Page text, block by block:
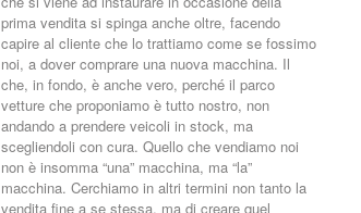
prima vendita si spinga anche oltre, facendo
capire al cliente che lo trattiamo come se fossimo
noi, a dover comprare una nuova macchina. Il
che, in fondo, è anche vero, perché il parco
vetture che proponiamo è tutto nostro, non
andando a prendere veicoli in stock, ma
scegliendoli con cura. Quello che vendiamo noi
non è insomma “una” macchina, ma “la”
macchina. Cerchiamo in altri termini non tanto la
vendita fine a se stessa, ma di creare quel